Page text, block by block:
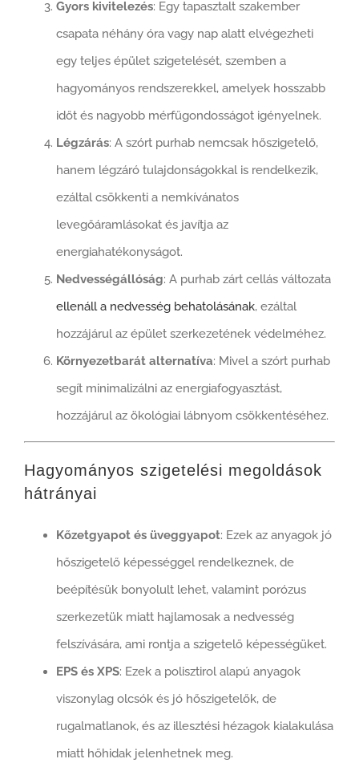
Gyors kivitelezés: Egy tapasztalt szakember
csapata néhány óra vagy nap alatt elvégezheti
egy teljes épület szigetelését, szemben a
hagyományos rendszerekkel, amelyek hosszabb
időt és nagyobb mérfűgondosságot igényelnek.
Légzárás: A szórt purhab nemcsak hőszigetelő,
hanem légzáró tulajdonságokkal is rendelkezik,
ezáltal csökkenti a nemkívánatos
levegőáramlásokat és javítja az
energiahatékonyságot.
Nedvességállóság: A purhab zárt cellás változata
ellenáll a nedvesség behatolásának, ezáltal
hozzájárul az épület szerkezetének védelméhez.
Környezetbarát alternatíva: Mivel a szórt purhab
segít minimalizálni az energiafogyasztást,
hozzájárul az ökológiai lábnyom csökkentéséhez.
Hagyományos szigetelési megoldások
hátrányai
Kőzetgyapot és üveggyapot: Ezek az anyagok jó
hőszigetelő képességgel rendelkeznek, de
beépítésük bonyolult lehet, valamint porózus
szerkezetük miatt hajlamosak a nedvesség
felszívására, ami rontja a szigetelő képességüket.
EPS és XPS: Ezek a polisztirol alapú anyagok
viszonylag olcsók és jó hőszigetelők, de
rugalmatlanok, és az illesztési hézagok kialakulása
miatt hőhidak jelenhetnek meg.